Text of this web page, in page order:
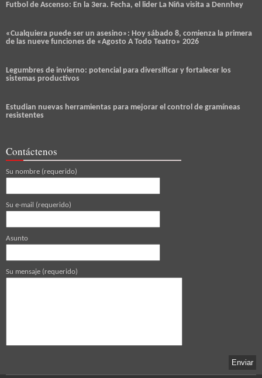
Futbol de Ascenso: En la 3era. Fecha, el lider La Niña visita a Dennhey
«Cualquiera puede ser un asesino»: Hoy sábado 8, comienza la primera
de las nueve funciones de «Agosto A Todo Teatro» 2026
Legumbres de invierno: potencial para diversificar y fortalecer los
sistemas productivos
Estudian nuevas herramientas para mejorar el control de gramíneas
resistentes
Contáctenos
Su nombre (requerido)
Su e-mail (requerido)
Asunto
Su mensaje (requerido)